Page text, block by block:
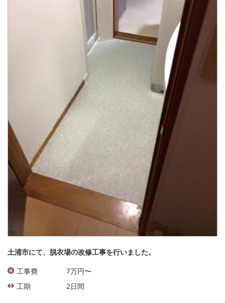
土浦市にて、脱衣場の改修工事を行いました。
工事費
7万円〜
工期
2日間